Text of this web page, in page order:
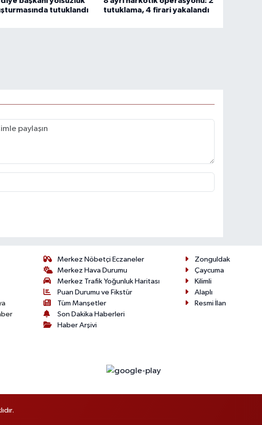
tutuklandı
tutuklama, 4 firari yakalandı
Merkez Nöbetçi Eczaneler
Merkez Hava Durumu
Merkez Trafik Yoğunluk Haritası
Puan Durumu ve Fikstür
Tüm Manşetler
Son Dakika Haberleri
Haber Arşivi
Zonguldak
Çaycuma
Kilimli
Alaplı
Resmi İlan